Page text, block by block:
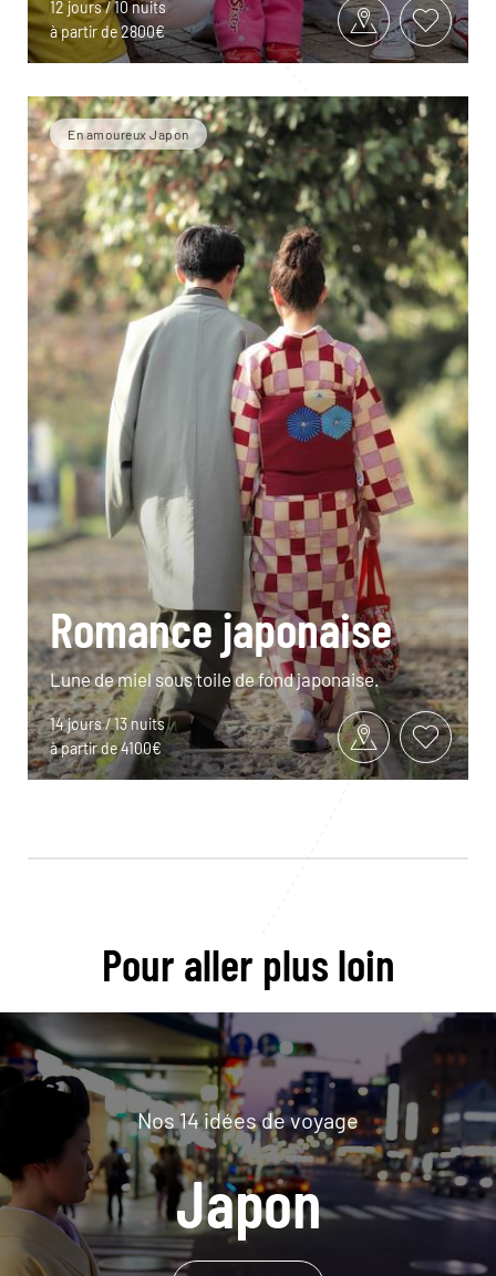
12 jours / 10 nuits
à partir de 2800€
En amoureux Japon
Romance japonaise
Lune de miel sous toile de fond japonaise.
14 jours / 13 nuits
à partir de 4100€
Pour aller plus loin
Nos 14 idées de voyage
Japon